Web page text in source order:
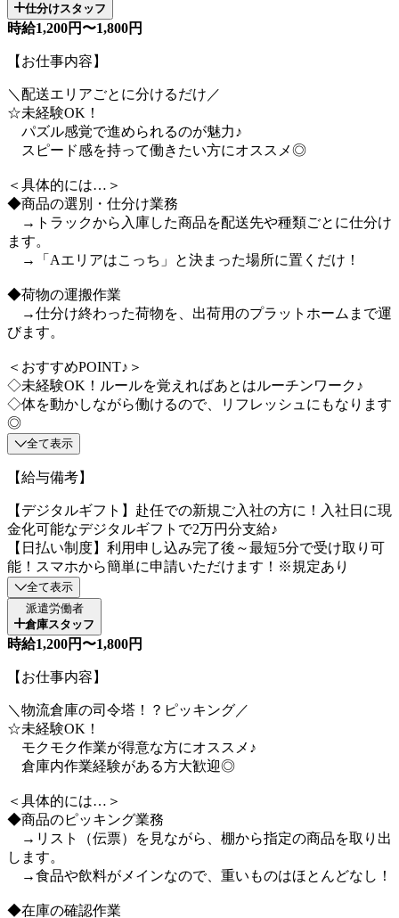
仕分けスタッフ
時給1,200円〜1,800円
【お仕事内容】
＼配送エリアごとに分けるだけ／
☆未経験OK！
パズル感覚で進められるのが魅力♪
スピード感を持って働きたい方にオススメ◎
＜具体的には…＞
◆商品の選別・仕分け業務
→トラックから入庫した商品を配送先や種類ごとに仕分け
ます。
→「Aエリアはこっち」と決まった場所に置くだけ！
◆荷物の運搬作業
→仕分け終わった荷物を、出荷用のプラットホームまで運
びます。
＜おすすめPOINT♪＞
◇未経験OK！ルールを覚えればあとはルーチンワーク♪
◇体を動かしながら働けるので、リフレッシュにもなります
◎
全て表示
【給与備考】
【デジタルギフト】赴任での新規ご入社の方に！入社日に現
金化可能なデジタルギフトで2万円分支給♪
【日払い制度】利用申し込み完了後～最短5分で受け取り可
能！スマホから簡単に申請いただけます！※規定あり
全て表示
派遣労働者
倉庫スタッフ
時給1,200円〜1,800円
【お仕事内容】
＼物流倉庫の司令塔！？ピッキング／
☆未経験OK！
モクモク作業が得意な方にオススメ♪
倉庫内作業経験がある方大歓迎◎
＜具体的には…＞
◆商品のピッキング業務
→リスト（伝票）を見ながら、棚から指定の商品を取り出
します。
→食品や飲料がメインなので、重いものはほとんどなし！
◆在庫の確認作業